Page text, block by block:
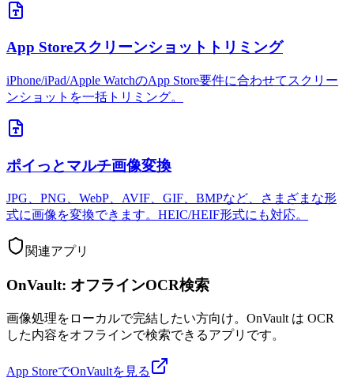
App Storeスクリーンショットトリミング
iPhone/iPad/Apple WatchのApp Store要件に合わせてスクリー
ンショットを一括トリミング。
ポイっとマルチ画像変換
JPG、PNG、WebP、AVIF、GIF、BMPなど、さまざまな形
式に画像を変換できます。HEIC/HEIF形式にも対応。
関連アプリ
OnVault: オフラインOCR検索
画像処理をローカルで完結したい方向け。OnVault は OCR
した内容をオフラインで検索できるアプリです。
App StoreでOnVaultを見る